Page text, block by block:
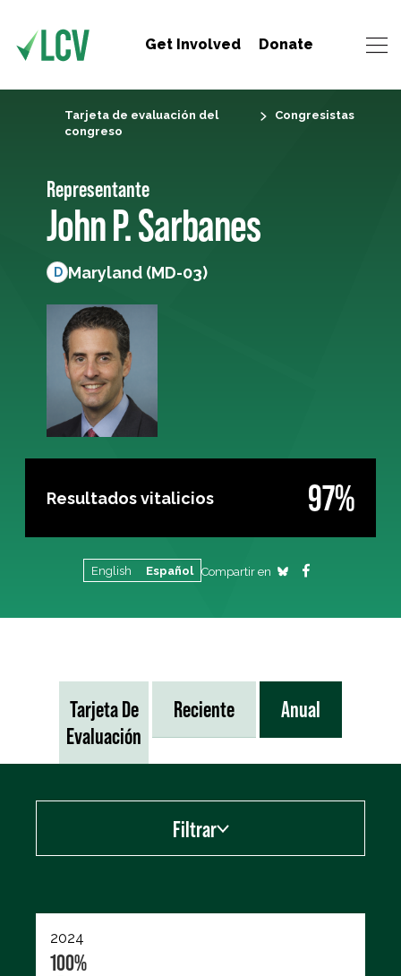
Get Involved Donate
Tarjeta de evaluación del
congreso
Congresistas
Representante
John P. Sarbanes
D Maryland (MD-03)
Resultados vitalicios 97%
English Español Compartir en
Tarjeta De
Evaluación
Reciente Anual
Filtrar
2024
100%